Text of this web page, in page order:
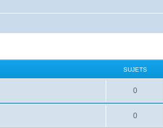
SUJETS
0
0